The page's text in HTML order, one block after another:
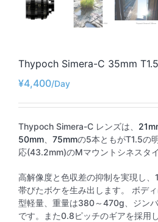
Thypoch Simera-C 35mm
¥4,400
Thypoch Simera-C レンズは、
50mm、 75mmの5本ともがT1.5の
応(43.2mm)のMマウントシネスタ
高解像度と色収差の抑制を実現し
帯びたボケを生み出します。 ボデ
型軽量、重量は380～470g、ジン
です。また0.8ピッチのギアを採用